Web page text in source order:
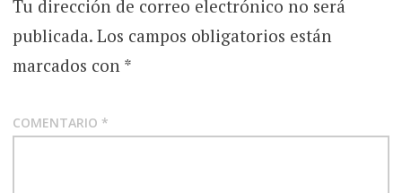
Tu dirección de correo electrónico no será
publicada. Los campos obligatorios están
marcados con *
COMENTARIO *